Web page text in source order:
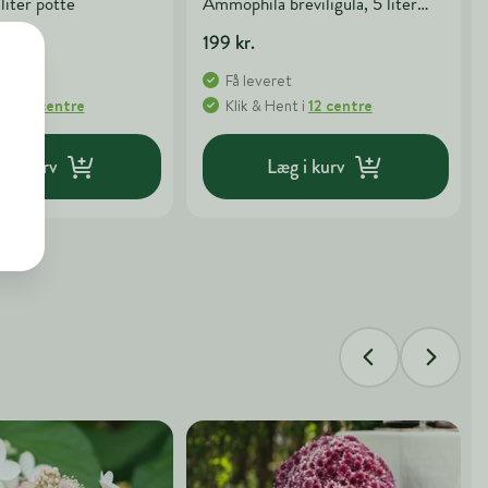
15 centre
i kurv
199 kr.
Få leveret
Klik & Hent i 12 centre
Læg i kurv